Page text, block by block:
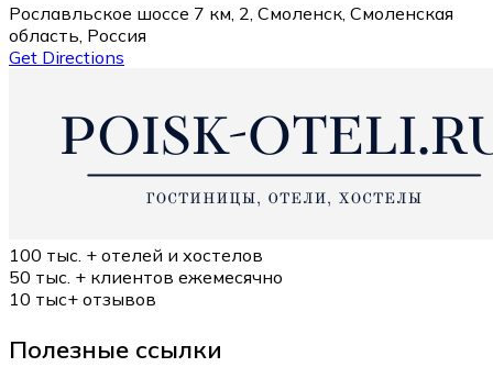
Рославльское шоссе 7 км, 2, Смоленск, Смоленская
область, Россия
Get Directions
100 тыс. + отелей и хостелов
50 тыс. + клиентов ежемесячно
10 тыс+ отзывов
Полезные ссылки